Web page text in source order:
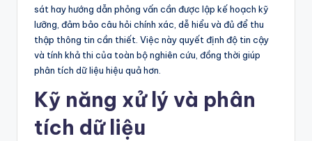
sát hay hướng dẫn phỏng vấn cần được lập kế hoạch kỹ
lưỡng, đảm bảo câu hỏi chính xác, dễ hiểu và đủ để thu
thập thông tin cần thiết. Việc này quyết định độ tin cậy
và tính khả thi của toàn bộ nghiên cứu, đồng thời giúp
phân tích dữ liệu hiệu quả hơn.
Kỹ năng xử lý và phân
tích dữ liệu